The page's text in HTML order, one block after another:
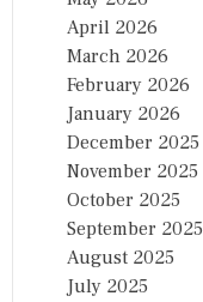
April 2026
March 2026
February 2026
January 2026
December 2025
November 2025
October 2025
September 2025
August 2025
July 2025